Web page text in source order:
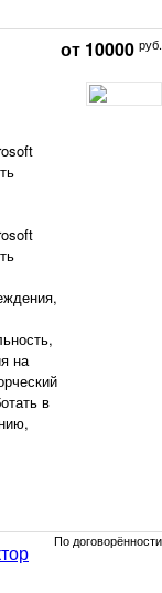
от 10000 руб.
на
в
По договорённости